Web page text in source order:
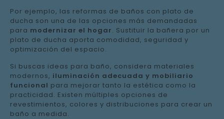
Por ejemplo, las reformas de baños con plato de
ducha son una de las opciones más demandadas
para modernizar el hogar. Sustituir la bañera por un
plato de ducha aporta comodidad, seguridad y
optimización del espacio.
Si buscas ideas para baño, considera materiales
modernos, iluminación adecuada y mobiliario
funcional para mejorar tanto la estética como la
practicidad. Existen múltiples opciones de
revestimientos, colores y distribuciones para crear un
baño a medida.